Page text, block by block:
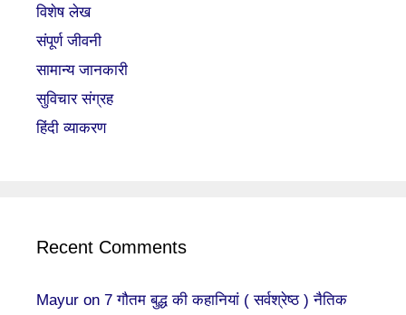
विशेष लेख
संपूर्ण जीवनी
सामान्य जानकारी
सुविचार संग्रह
हिंदी व्याकरण
Recent Comments
Mayur on 7 गौतम बुद्ध की कहानियां ( सर्वश्रेष्ठ ) नैतिक